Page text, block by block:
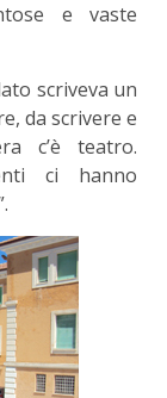
e vaste
­scriveva un
da scrivere e
c’è teatro.
ci hanno